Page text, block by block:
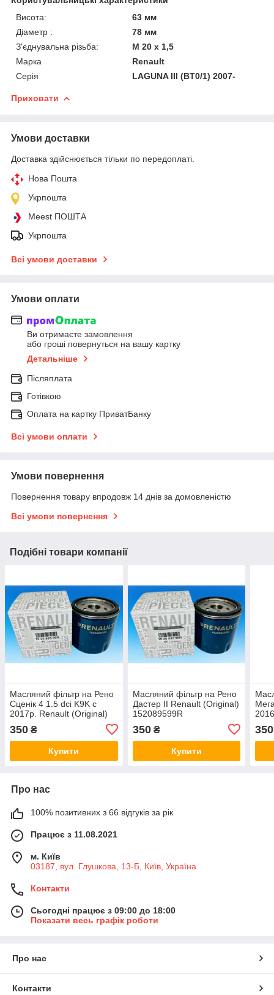
Висота:
63 мм
Діаметр :
78 мм
З'єднувальна різьба:
M 20 x 1,5
Марка
Renault
Серія
LAGUNA III (BT0/1) 2007-
Приховати
Умови доставки
Доставка здійснюється тільки по передоплаті.
Нова Пошта
Укрпошта
Meest ПОШТА
Укрпошта
Всі умови доставки
Умови оплати
Ви отримаєте замовлення
або гроші повернуться на вашу картку
Детальніше
Післяплата
Готівкою
Оплата на картку ПриватБанку
Всі умови оплати
Умови повернення
Повернення товару впродовж 14 днів за домовленістю
Всі умови повернення
Подібні товари компанії
Масляний фільтр на Рено
Сценік 4 1.5 dci K9K c
2017р. Renault (Original)
350 ₴
Купити
Масляний фільтр на Рено
Дастер II Renault (Original)
152089599R
350₴
Купити
350
Про нас
100% позитивних з 66 відгуків за рік
Працює з 11.08.2021
м. Київ
03187, вул. Глушкова, 13-Б, Київ, Україна
Контакти
Сьогодні працює з 09:00 до 18:00
Показати весь графік роботи
Про нас
Контакти